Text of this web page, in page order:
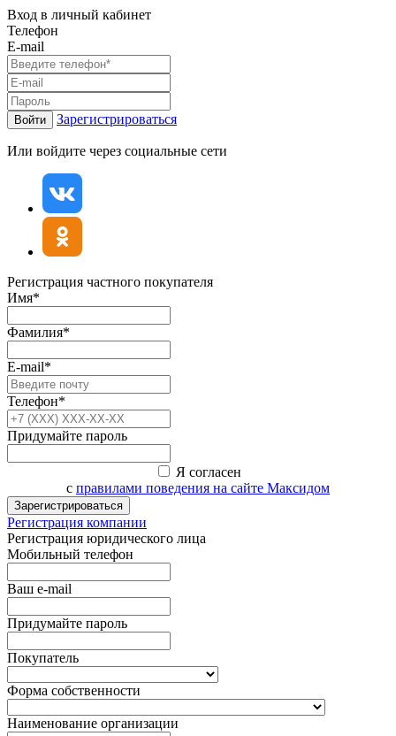
Вход в личный кабинет
Телефон
E-mail
Войти Зарегистрироваться
Или войдите через социальные сети
Регистрация частного покупателя
Имя*
Фамилия*
E-mail*
Телефон*
Придумайте пароль
Я согласен
с правилами поведения на сайте Максидом
Зарегистрироваться
Регистрация компании
Регистрация юридического лица
Мобильный телефон
Ваш e-mail
Придумайте пароль
Покупатель
Форма собственности
Наименование организации